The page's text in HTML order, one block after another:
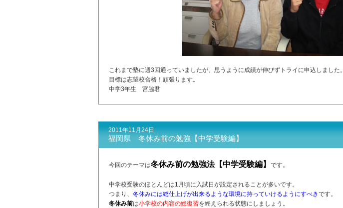
これまで塾に週3回通っていましたが、思うように成績が伸びずトライに申込しました。
目標は志望校合格！頑張ります。
中学3年生 宮脇君
2011年11月24日
福岡県 冬休み前の勉強【中学受験編】
今回のテーマは冬休み前の勉強法【中学受験編】 です。
中学校受験のほとんどは1月頃に入試日が設定されることが多いです。
つまり、 冬休みには総仕上げが出来るような環境に持っていけるようにすべきです。
冬休み前は小学校の内容の総復習を終えられる状態にしましょう。